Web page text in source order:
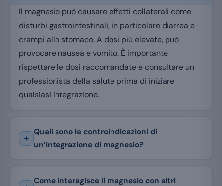
Il magnesio può causare effetti collaterali come
disturbi gastrointestinali, in particolare diarrea e
crampi allo stomaco. A dosi più elevate, può
provocare nausea e vomito. È importante
rispettare le dosi raccomandate e consultare un
professionista della salute prima di iniziare
qualsiasi integrazione.
Quali sono le controindicazioni di
un’integrazione di magnesio?
Come interagisce il magnesio con altri